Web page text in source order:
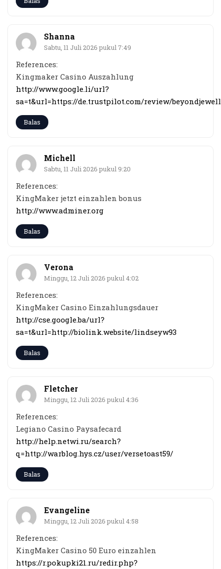
Shanna
Sabtu, 11 Juli 2026 pukul 7:49
References:
Kingmaker Casino Auszahlung
http://www.google.li/url?
sa=t&url=https://de.trustpilot.com/review/
Balas
Michell
Sabtu, 11 Juli 2026 pukul 9:20
References:
KingMaker jetzt einzahlen bonus
http://www.adminer.org
Balas
Verona
Minggu, 12 Juli 2026 pukul 4:02
References:
KingMaker Casino Einzahlungsdauer
http://cse.google.ba/url?
sa=t&url=http://biolink.website/lindseyw93
Balas
Fletcher
Minggu, 12 Juli 2026 pukul 4:36
References:
Legiano Casino Paysafecard
http://help.netwi.ru/search?
q=http://warblog.hys.cz/user/versetoast59/
Balas
Evangeline
Minggu, 12 Juli 2026 pukul 4:58
References:
KingMaker Casino 50 Euro einzahlen
https://r.pokupki21.ru/redir.php?